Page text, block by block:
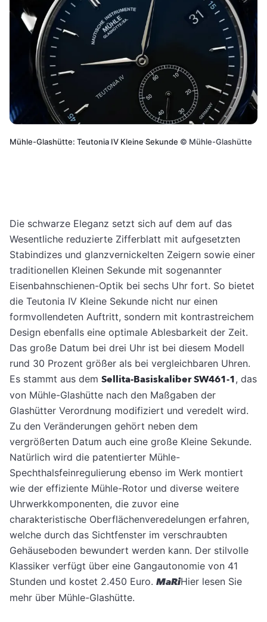
Mühle-Glashütte: Teutonia IV Kleine Sekunde © Mühle-Glashütte
Die schwarze Eleganz setzt sich auf dem auf das
Wesentliche reduzierte Zifferblatt mit aufgesetzten
Stabindizes und glanzvernickelten Zeigern sowie einer
traditionellen Kleinen Sekunde mit sogenannter
Eisenbahnschienen-Optik bei sechs Uhr fort. So bietet
die Teutonia IV Kleine Sekunde nicht nur einen
formvollendeten Auftritt, sondern mit kontrastreichem
Design ebenfalls eine optimale Ablesbarkeit der Zeit.
Das große Datum bei drei Uhr ist bei diesem Modell
rund 30 Prozent größer als bei vergleichbaren Uhren.
Es stammt aus dem Sellita-Basiskaliber SW461-1, das
von Mühle-Glashütte nach den Maßgaben der
Glashütter Verordnung modifiziert und veredelt wird.
Zu den Veränderungen gehört neben dem
vergrößerten Datum auch eine große Kleine Sekunde.
Natürlich wird die patentierter Mühle-
Spechthalsfeinregulierung ebenso im Werk montiert
wie der effiziente Mühle-Rotor und diverse weitere
Uhrwerkkomponenten, die zuvor eine
charakteristische Oberflächenveredelungen erfahren,
welche durch das Sichtfenster im verschraubten
Gehäuseboden bewundert werden kann. Der stilvolle
Klassiker verfügt über eine Gangautonomie von 41
Stunden und kostet 2.450 Euro. MaRiHier lesen Sie
mehr über Mühle-Glashütte.